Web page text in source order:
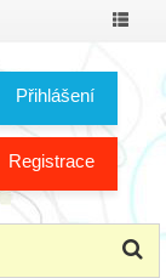
Přihlášení
Registrace